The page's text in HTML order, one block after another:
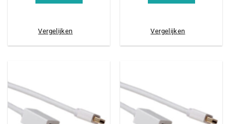
Vergelijken Vergelijken